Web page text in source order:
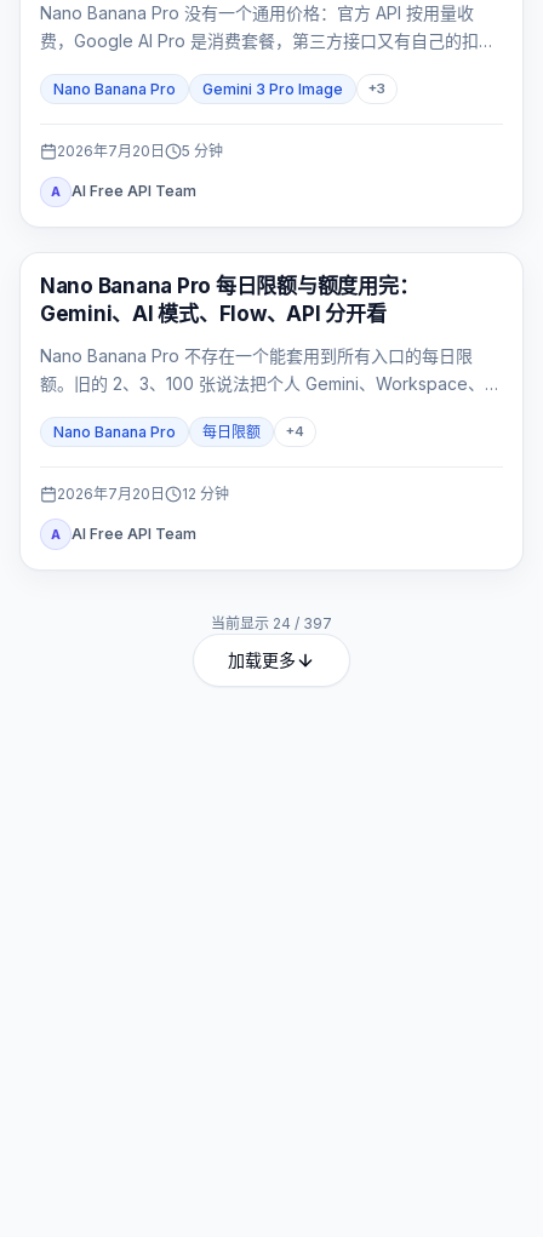
Nano Banana Pro 没有一个通用价格：官方 API 按用量收
费，Google AI Pro 是消费套餐，第三方接口又有自己的扣费
Nano Banana Pro Gemini 3 Pro Image +3
2026年7月20日 5 分钟
A AI Free API Team
AI 图片生成
Nano Banana Pro 每日限额与额度用完：
Gemini、AI 模式、Flow、API 分开看
Nano Banana Pro 不存在一个能套用到所有入口的每日限
额。旧的 2、3、100 张说法把个人 Gemini、Workspace、AI
口，再查看对应计量器。
Nano Banana Pro 每日限额 +4
2026年7月20日 12 分钟
A AI Free API Team
当前显示 24 / 397
加载更多